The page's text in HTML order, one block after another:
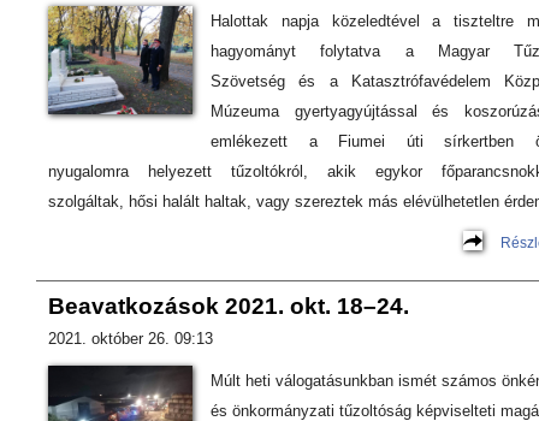
Halottak napja közeledtével a tiszteltre
hagyományt folytatva a Magyar
Szövetség és a Katasztrófavédelem
Múzeuma gyertyagyújtással és
emlékezett a Fiumei úti sírkertben
nyugalomra helyezett tűzoltókról, akik egykor
szolgáltak, hősi halált haltak, vagy szereztek más elévülhetetlen
Beavatkozások 2021. okt. 18–24.
2021. október 26. 09:13
Múlt heti válogatásunkban ismét számos
és önkormányzati tűzoltóság képviselteti